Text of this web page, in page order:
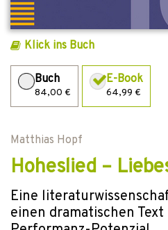
Klick ins Buch
Buch
84,00 €
E-Book
64,99 €
Matthias Hopf
Hoheslied –
Eine
einen dramatischen Text